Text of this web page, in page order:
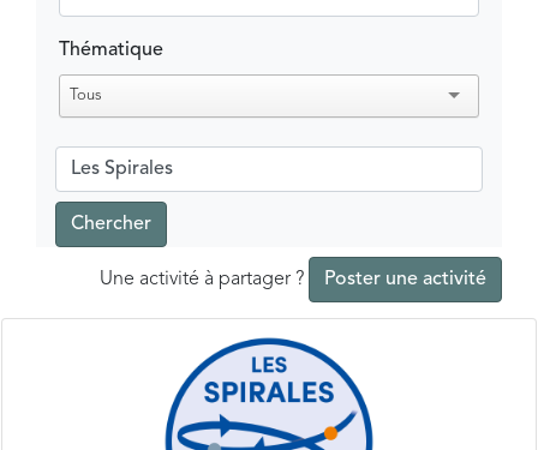
Thématique
Tous
Chercher
Une activité à partager ?